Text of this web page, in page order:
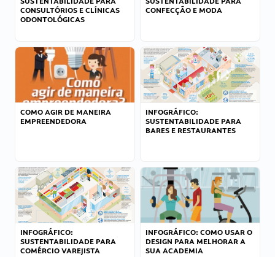
CONSULTÓRIOS E CLÍNICAS
ODONTOLÓGICAS
CONFECÇÃO E MODA
COMO AGIR DE MANEIRA
EMPREENDEDORA
INFOGRÁFICO:
SUSTENTABILIDADE PARA
BARES E RESTAURANTES
INFOGRÁFICO:
SUSTENTABILIDADE PARA
COMÉRCIO VAREJISTA
INFOGRÁFICO: COMO USAR O
DESIGN PARA MELHORAR A
SUA ACADEMIA